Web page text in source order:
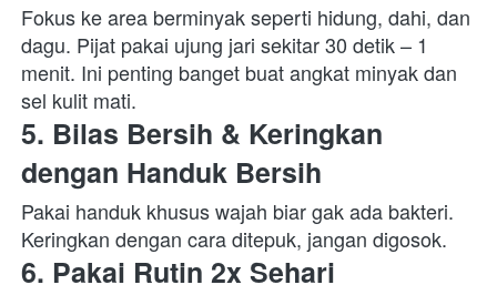
Fokus ke area berminyak seperti hidung, dahi, dan
dagu. Pijat pakai ujung jari sekitar 30 detik – 1
menit. Ini penting banget buat angkat minyak dan
sel kulit mati.
5. Bilas Bersih & Keringkan
dengan Handuk Bersih
Pakai handuk khusus wajah biar gak ada bakteri.
Keringkan dengan cara ditepuk, jangan digosok.
6. Pakai Rutin 2x Sehari